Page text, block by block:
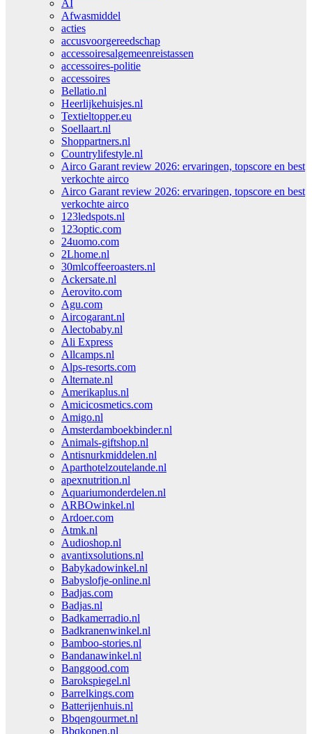
AI
Afwasmiddel
acties
accusvoorgereedschap
accessoiresalgemeenreistassen
accessoires-politie
accessoires
Bellatio.nl
Heerlijkehuisjes.nl
Textieltopper.eu
Soellaart.nl
Shoppartners.nl
Countrylifestyle.nl
Airco Garant review 2026: ervaringen, topscore en best
verkochte airco
Airco Garant review 2026: ervaringen, topscore en best
verkochte airco
123ledspots.nl
123optic.com
24uomo.com
2Lhome.nl
30mlcoffeeroasters.nl
Ackersate.nl
Aerovito.com
Agu.com
Aircogarant.nl
Alectobaby.nl
Ali Express
Allcamps.nl
Alps-resorts.com
Alternate.nl
Amerikaplus.nl
Amicicosmetics.com
Amigo.nl
Amsterdamboekbinder.nl
Animals-giftshop.nl
Antisnurkmiddelen.nl
Aparthotelzoutelande.nl
apexnutrition.nl
Aquariumonderdelen.nl
ARBOwinkel.nl
Ardoer.com
Atmk.nl
Audioshop.nl
avantixsolutions.nl
Babykadowinkel.nl
Babyslofje-online.nl
Badjas.com
Badjas.nl
Badkamerradio.nl
Badkranenwinkel.nl
Bamboo-stories.nl
Bandanawinkel.nl
Banggood.com
Barokspiegel.nl
Barrelkings.com
Batterijenhuis.nl
Bbqengourmet.nl
Bbqkopen.nl